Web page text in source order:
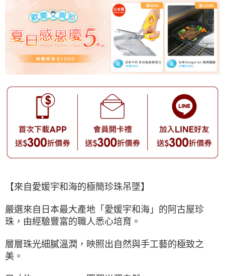
【來自愛媛宇和海的極簡珍珠吊墜】
嚴選來自日本最大產地「愛媛宇和海」的阿古屋珍
珠，由經驗豐富的職人悉心培育。
層層珠光細膩溫潤，映照出自然與手工藝的極致之
美。